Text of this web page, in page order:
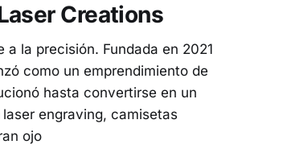
Creations
a la precisión. Fundada en 2021
como un emprendimiento de
hasta convertirse en un
engraving, camisetas
ojo